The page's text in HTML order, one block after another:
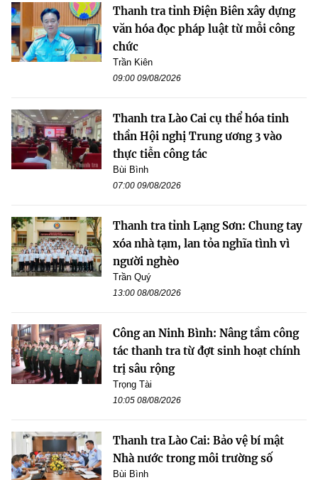
Thanh tra tỉnh Điện Biên xây dựng
văn hóa đọc pháp luật từ mỗi công
chức
Trần Kiên
09:00 09/08/2026
Thanh tra Lào Cai cụ thể hóa tinh
thần Hội nghị Trung ương 3 vào
thực tiễn công tác
Bùi Bình
07:00 09/08/2026
Thanh tra tỉnh Lạng Sơn: Chung tay
xóa nhà tạm, lan tỏa nghĩa tình vì
người nghèo
Trần Quý
13:00 08/08/2026
Công an Ninh Bình: Nâng tầm công
tác thanh tra từ đợt sinh hoạt chính
trị sâu rộng
Trọng Tài
10:05 08/08/2026
Thanh tra Lào Cai: Bảo vệ bí mật
Nhà nước trong môi trường số
Bùi Bình